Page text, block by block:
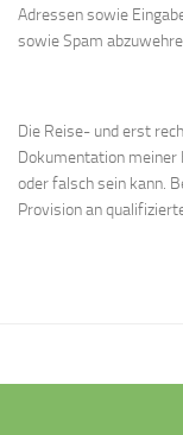
Adressen sowie
sowie Spam
Die Reise- und erst
Dokumentation meiner
oder falsch sein kann.
Provision an